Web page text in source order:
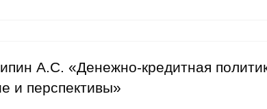
А.С. «Денежно-кредитная
и перспективы»